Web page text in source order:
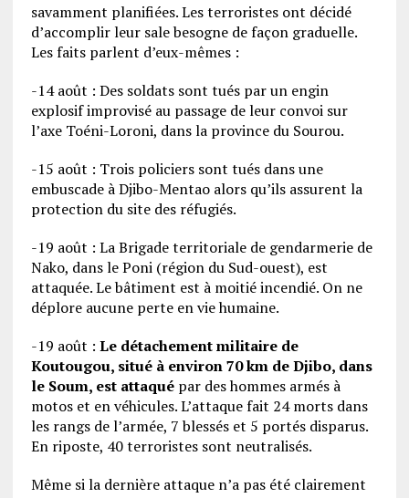
savamment planifiées. Les terroristes ont décidé
d’accomplir leur sale besogne de façon graduelle.
Les faits parlent d’eux-mêmes :
-14 août : Des soldats sont tués par un engin
explosif improvisé au passage de leur convoi sur
l’axe Toéni-Loroni, dans la province du Sourou.
-15 août : Trois policiers sont tués dans une
embuscade à Djibo-Mentao alors qu’ils assurent la
protection du site des réfugiés.
-19 août : La Brigade territoriale de gendarmerie de
Nako, dans le Poni (région du Sud-ouest), est
attaquée. Le bâtiment est à moitié incendié. On ne
déplore aucune perte en vie humaine.
-19 août : Le détachement militaire de
Koutougou, situé à environ 70 km de Djibo, dans
le Soum, est attaqué par des hommes armés à
motos et en véhicules. L’attaque fait 24 morts dans
les rangs de l’armée, 7 blessés et 5 portés disparus.
En riposte, 40 terroristes sont neutralisés.
Même si la dernière attaque n’a pas été clairement